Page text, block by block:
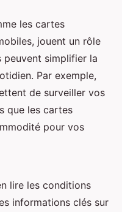
les cartes
jouent un rôle
simplifier la
Par exemple,
de surveiller vos
que les cartes
pour vos
lire les conditions
informations clés sur